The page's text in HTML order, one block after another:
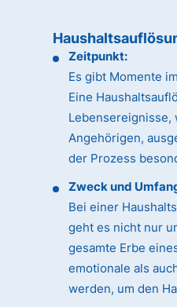
Zeitpunkt:
Es gibt Momente
Eine
Lebensereignisse,
Angehörigen,
der Prozess
Zweck und
Bei einer
geht es nicht nur
gesamte Erbe
emotionale als
werden, um den